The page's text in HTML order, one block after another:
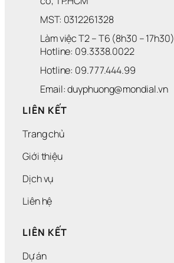
MST: 0312261328
Làm việc T2 – T6 (8h30 – 17h30)
Hotline: 09.3338.0022
Hotline: 09.777.444.99
Email: duyphuong@mondial.vn
LIÊN KẾT
Trang chủ
Giới thiệu
Dịch vụ
Liên hệ
LIÊN KẾT
Dự án